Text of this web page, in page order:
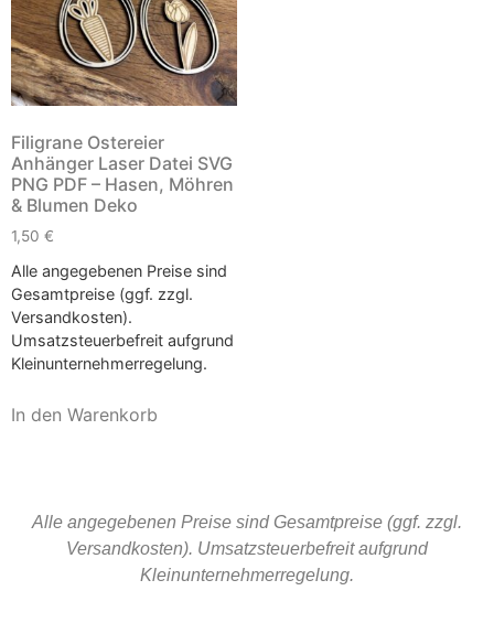
Filigrane Ostereier
Anhänger Laser Datei SVG
PNG PDF – Hasen, Möhren
& Blumen Deko
1,50 €
Alle angegebenen Preise sind
Gesamtpreise (ggf. zzgl.
Versandkosten).
Umsatzsteuerbefreit aufgrund
Kleinunternehmerregelung.
In den Warenkorb
Alle angegebenen Preise sind Gesamtpreise (ggf. zzgl.
Versandkosten). Umsatzsteuerbefreit aufgrund
Kleinunternehmerregelung.